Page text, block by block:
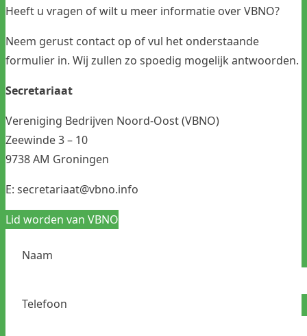
Heeft u vragen of wilt u meer informatie over VBNO?
Neem gerust contact op of vul het onderstaande
formulier in. Wij zullen zo spoedig mogelijk antwoorden.
Secretariaat
Vereniging Bedrijven Noord-Oost (VBNO)
Zeewinde 3 – 10
9738 AM Groningen
E: secretariaat@vbno.info
Lid worden van VBNO
Naam
Telefoon